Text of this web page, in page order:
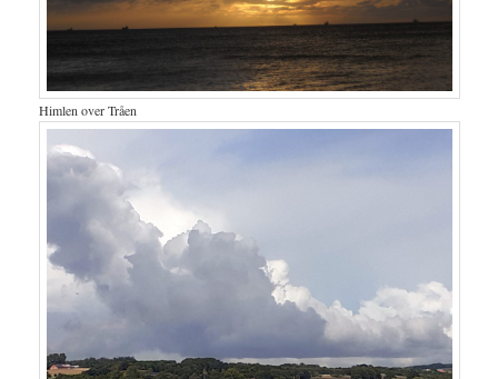
Himlen over Tråen